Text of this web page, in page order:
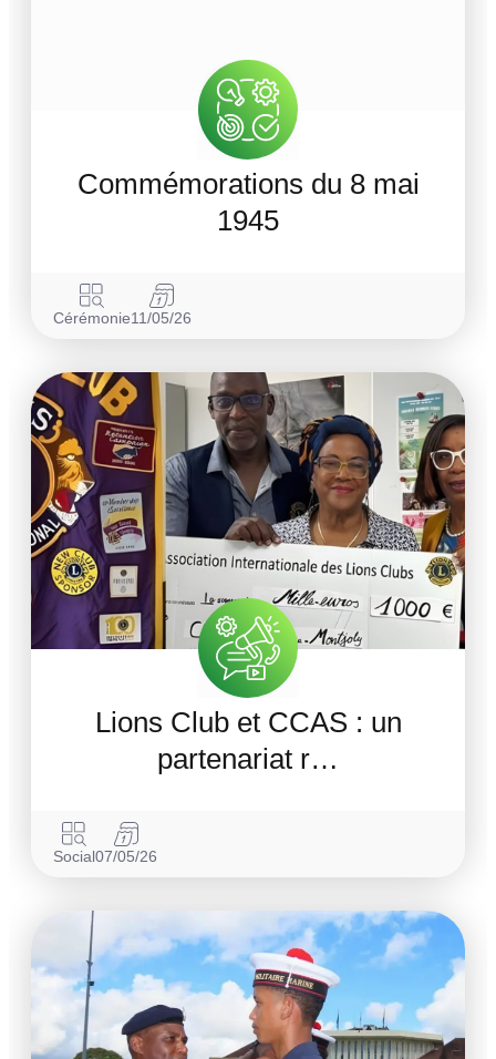
Commémorations du 8 mai
1945
Cérémonie11/05/26
Lions Club et CCAS : un
partenariat r…
Social07/05/26